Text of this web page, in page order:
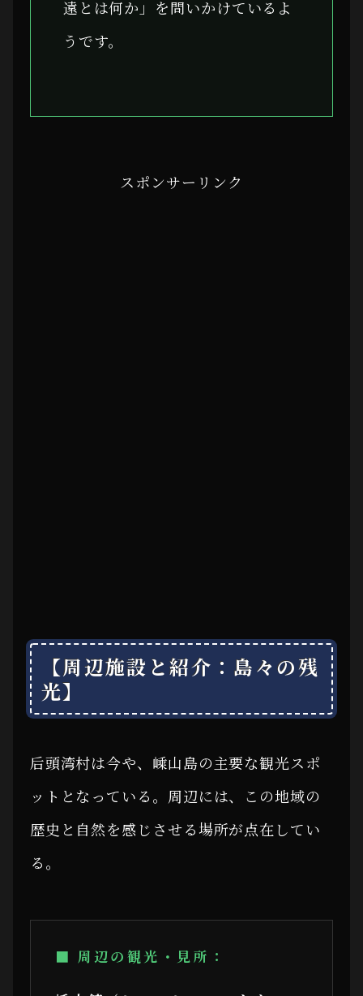
遠とは何か」を問いかけているよ
うです。
スポンサーリンク
【周辺施設と紹介：島々の残
光】
后頭湾村は今や、嵊山島の主要な観光スポ
ットとなっている。周辺には、この地域の
歴史と自然を感じさせる場所が点在してい
る。
■ 周辺の観光・見所：